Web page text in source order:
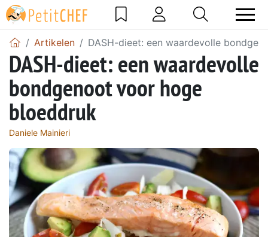
Artikelen DASH-dieet: een waardevolle
DASH-dieet: een waardevolle
bondgenoot voor hoge
bloeddruk
Daniele Mainieri